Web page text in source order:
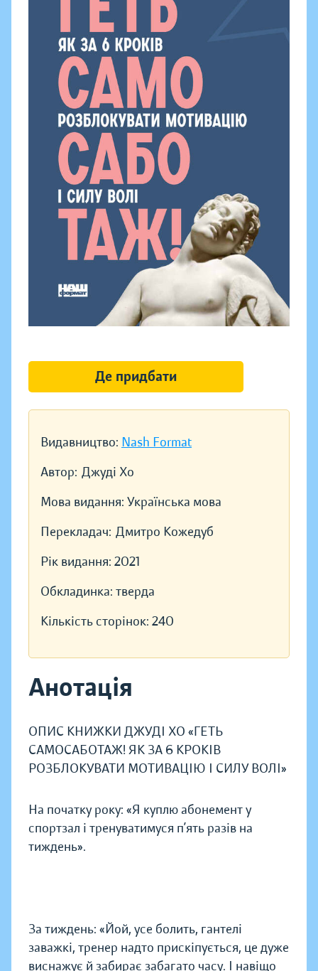
Видавництво: Nash Format
Автор: Джуді Хо
Мова видання: Українська мова
Перекладач: Дмитро Кожедуб
Рік видання: 2021
Обкладинка: тверда
Кількість сторінок: 240
Анотація
ОПИС КНИЖКИ ДЖУДІ ХО «ГЕТЬ
САМОСАБОТАЖ! ЯК ЗА 6 КРОКІВ
РОЗБЛОКУВАТИ МОТИВАЦІЮ І СИЛУ ВОЛІ»
На початку року: «Я куплю абонемент у
спортзал і тренуватимуся п’ять разів на
тиждень».
За тиждень: «Йой, усе болить, гантелі
заважкі, тренер надто прискіпується, це дуже
виснажує й забирає забагато часу. І навіщо
Де придбати